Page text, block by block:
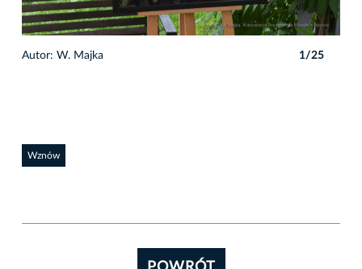
Autor: W. Majka 1/25
Wznów